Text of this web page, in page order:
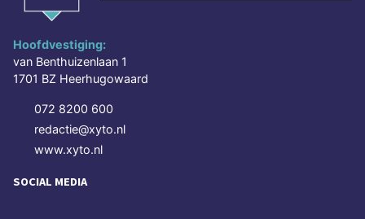
Hoofdvestiging:
van Benthuizenlaan 1
1701 BZ Heerhugowaard
072 8200 600
redactie@xyto.nl
www.xyto.nl
SOCIAL MEDIA